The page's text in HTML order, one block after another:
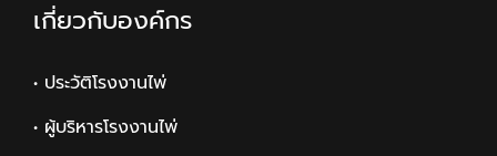
เกี่ยวกับองค์กร
• ประวัติโรงงานไพ่
• ผู้บริหารโรงงานไพ่